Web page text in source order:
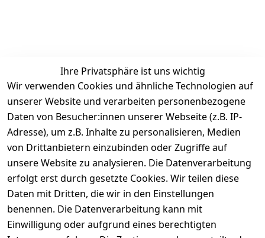
Ihre Privatsphäre ist uns wichtig
Wir verwenden Cookies und ähnliche Technologien auf
unserer Website und verarbeiten personenbezogene
Daten von Besucher:innen unserer Webseite (z.B. IP-
Adresse), um z.B. Inhalte zu personalisieren, Medien
von Drittanbietern einzubinden oder Zugriffe auf
unsere Website zu analysieren. Die Datenverarbeitung
erfolgt erst durch gesetzte Cookies. Wir teilen diese
Daten mit Dritten, die wir in den Einstellungen
benennen. Die Datenverarbeitung kann mit
Einwilligung oder aufgrund eines berechtigten
Rechtliches
AGB
Impressum
Datenschutze
rklärung
Widerrufsrec
ht
Services
Kontakt
Kundenservic
e
Zahlung &
Versand
Batteriegeset
z
Newsletter
Unsere
Zahlung &
Versand
Kontakt
+49
Mail:
info@select
selected-lights
selected-